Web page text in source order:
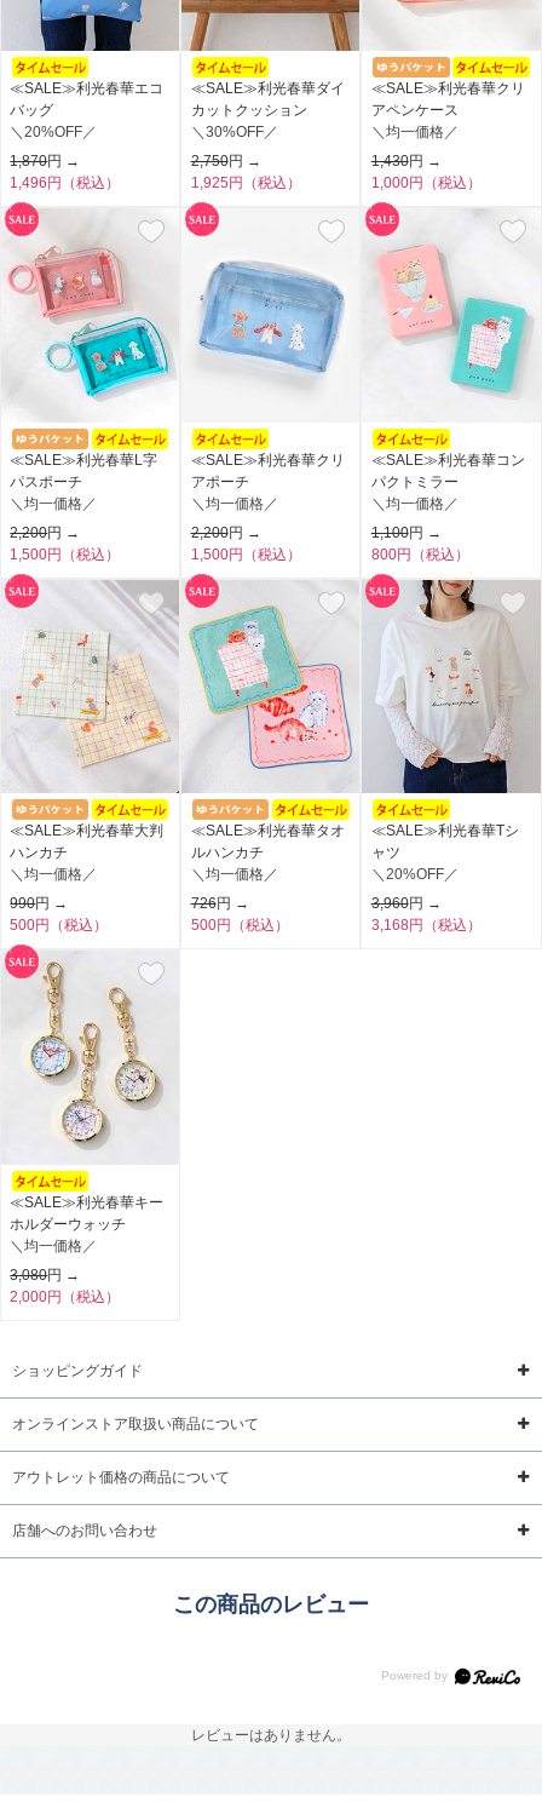
≪SALE≫利光春華エコ
バッグ
＼20%OFF／
1,870円 →
1,496円（税込）
≪SALE≫利光春華ダイ
カットクッション
＼30%OFF／
2,750円 →
1,925円（税込）
≪SALE≫利光春華クリ
アペンケース
＼均一価格／
1,430円 →
1,000円（税込）
≪SALE≫利光春華L字
パスポーチ
＼均一価格／
2,200円 →
1,500円（税込）
≪SALE≫利光春華クリ
アポーチ
＼均一価格／
2,200円 →
1,500円（税込）
≪SALE≫利光春華コン
パクトミラー
＼均一価格／
1,100円 →
800円（税込）
≪SALE≫利光春華大判
ハンカチ
＼均一価格／
990円 →
500円（税込）
≪SALE≫利光春華タオ
ルハンカチ
＼均一価格／
726円 →
500円（税込）
≪SALE≫利光春華Tシ
ャツ
＼20%OFF／
3,960円 →
3,168円（税込）
≪SALE≫利光春華キー
ホルダーウォッチ
＼均一価格／
3,080円 →
2,000円（税込）
ショッピングガイド
オンラインストア取扱い商品について
アウトレット価格の商品について
店舗へのお問い合わせ
この商品のレビュー
レビューはありません。